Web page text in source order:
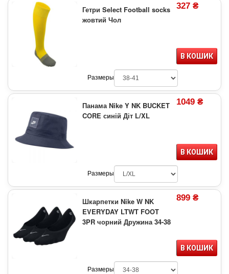
Гетри Select Football socks
жовтий Чол
327 ₴
В КОШИК
Размеры
Панама Nike Y NK BUCKET
CORE синій Діт L/XL
1049 ₴
В КОШИК
Размеры
Шкарпетки Nike W NK
EVERYDAY LTWT FOOT
3PR чорний Дружина 34-38
899 ₴
В КОШИК
Размеры